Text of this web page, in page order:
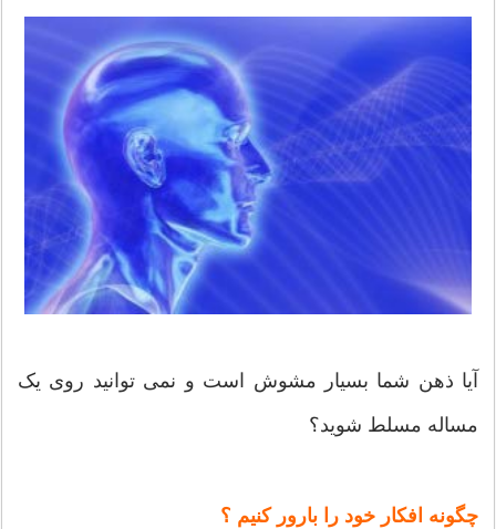
آیا ذهن شما بسیار مشوش است و نمی توانید روی یک
مساله مسلط شوید؟
چگونه افکار خود را بارور کنیم ؟